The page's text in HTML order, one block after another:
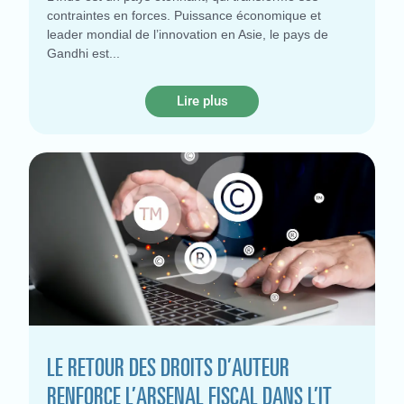
contraintes en forces. Puissance économique et
leader mondial de l’innovation en Asie, le pays de
Gandhi est
Lire plus
LE RETOUR DES DROITS D’AUTEUR
RENFORCE L’ARSENAL FISCAL DANS L’IT